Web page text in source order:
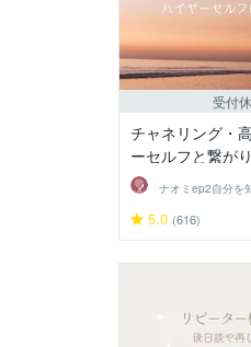
受付
チャネリング・
ーセルフと繋が
5.0 (616)